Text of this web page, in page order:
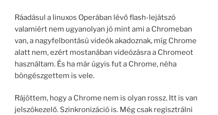
Ráadásul a linuxos Operában lévő flash-lejátszó
valamiért nem ugyanolyan jó mint ami a Chromeban
van, a nagyfelbontású videók akadoznak, míg Chrome
alatt nem, ezért mostanában videózásra a Chromeot
használtam. És ha már úgyis fut a Chrome, néha
böngészgettem is vele.
Rájöttem, hogy a Chrome nem is olyan rossz. Itt is van
jelszókezelő. Szinkronizáció is. Még csak regisztrálni